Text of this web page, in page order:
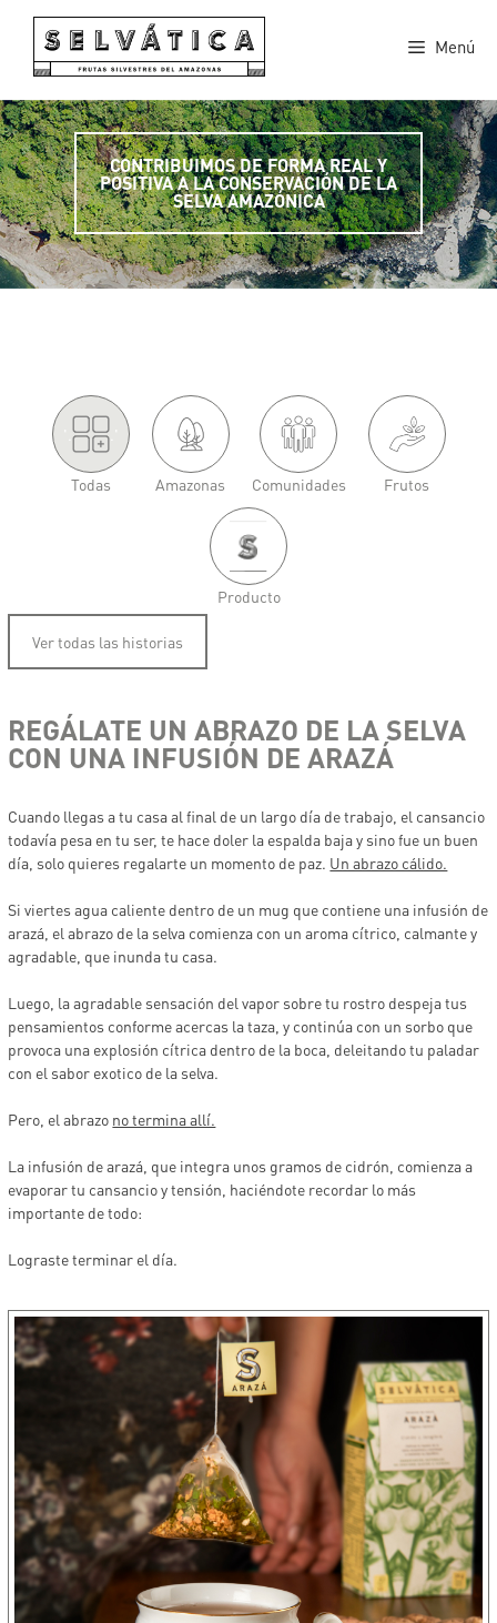
contenido
Menú
CONTRIBUIMOS DE FORMA REAL Y
POSITIVA A LA CONSERVACIÓN DE LA
SELVA AMAZÓNICA
.'
Todas Amazonas Comunidades Frutos
Producto
Ver todas las historias
REGÁLATE UN ABRAZO DE LA SELVA
CON UNA INFUSIÓN DE ARAZÁ
Cuando llegas a tu casa al final de un largo día de trabajo, el cansancio
todavía pesa en tu ser, te hace doler la espalda baja y sino fue un buen
día, solo quieres regalarte un momento de paz. Un abrazo cálido.
Si viertes agua caliente dentro de un mug que contiene una infusión de
arazá, el abrazo de la selva comienza con un aroma cítrico, calmante y
agradable, que inunda tu casa.
Luego, la agradable sensación del vapor sobre tu rostro despeja tus
pensamientos conforme acercas la taza, y continúa con un sorbo que
provoca una explosión cítrica dentro de la boca, deleitando tu paladar
con el sabor exotico de la selva.
Pero, el abrazo no termina allí.
La infusión de arazá, que integra unos gramos de cidrón, comienza a
evaporar tu cansancio y tensión, haciéndote recordar lo más
importante de todo:
Lograste terminar el día.